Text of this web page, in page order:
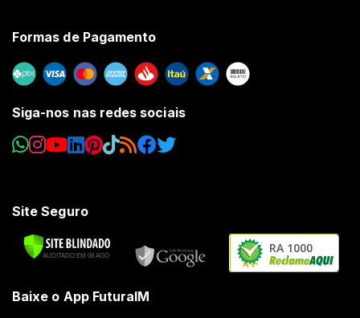
Formas de Pagamento
Siga-nos nas redes sociais
Site Seguro
RA 1000
Baixe o App FuturaIM